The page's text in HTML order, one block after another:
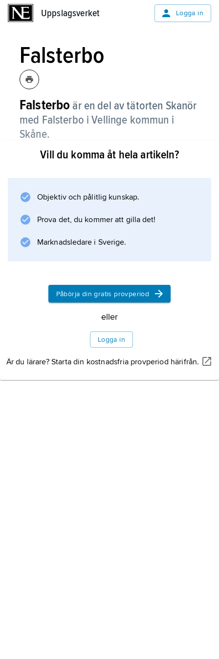
Uppslagsverket Logga in
Falsterbo
Falsterbo är en del av tätorten Skanör
med Falsterbo i Vellinge kommun i
Skåne.
De flesta invånarna bor i villa och arbetar i
man se mängder av flyttfåglar som passerar
hästintresserade till Falsterbo för att titta på
ridsporttävlingarna vid Falsterbo Horse Show.
Information om artikeln
Vill du komma åt hela artikeln?
Objektiv och pålitlig kunskap.
Prova det, du kommer att gilla det!
Marknadsledare i Sverige.
Påbörja din gratis provperiod
eller
Logga in
Är du lärare? Starta din kostnadsfria provperiod härifrån.